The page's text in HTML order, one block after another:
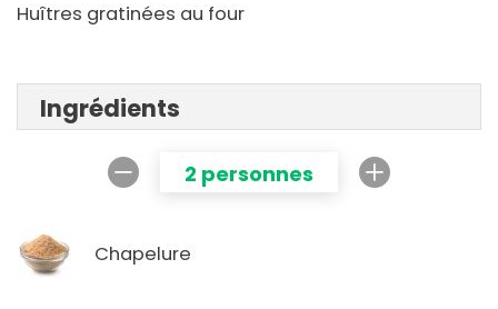
Huîtres gratinées au four
Ingrédients
2 personnes
Chapelure